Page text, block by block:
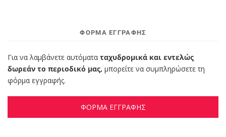
ΦΌΡΜΑ ΕΓΓΡΑΦΉΣ
Για να λαμβάνετε αυτόματα ταχυδρομικά και εντελώς
δωρεάν το περιοδικό μας, μπορείτε να συμπληρώσετε τη
φόρμα εγγραφής.
ΦΟΡΜΑ ΕΓΓΡΑΦΗΣ